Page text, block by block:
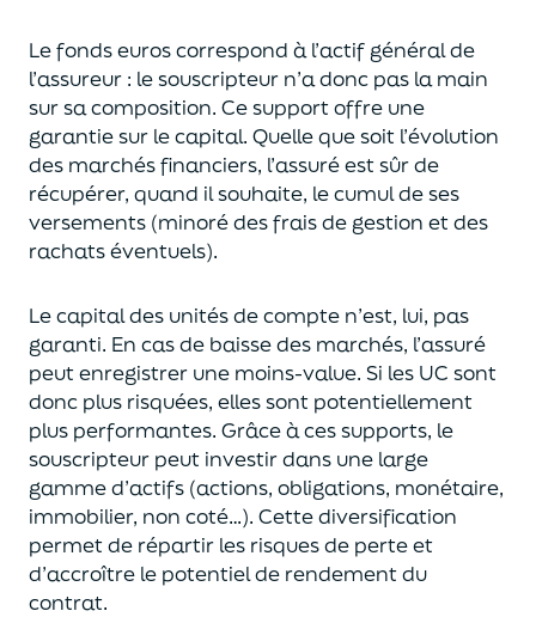
Le fonds euros correspond à l’actif général de
l’assureur : le souscripteur n’a donc pas la main
sur sa composition. Ce support offre une
garantie sur le capital. Quelle que soit l’évolution
des marchés financiers, l’assuré est sûr de
récupérer, quand il souhaite, le cumul de ses
versements (minoré des frais de gestion et des
rachats éventuels).
Le capital des unités de compte n’est, lui, pas
garanti. En casde baisse des marchés, l’assuré
peut enregistrer une moins-value. Si les UC sont
donc plus risquées, elles sont potentiellement
plus performantes. Grâce à ces supports, le
souscripteur peut investir dans une large
gamme d’actifs (actions, obligations, monétaire,
immobilier, non coté…). Cette diversification
permet de répartir les risques de perte et
d’accroître le potentielde rendement du
contrat.